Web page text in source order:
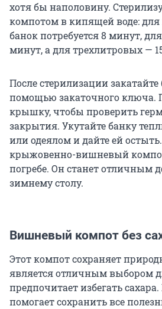
хотя бы наполовину.
компотом в кипящей воде:
банок потребуется 8 минут,
минут, а для трехлитровых —
После стерилизации
помощью закаточного ключа.
крышку, чтобы проверить
закрытия. Укутайте банку
или одеялом и дайте ей
крыжовенно-вишневый
погребе. Он станет отличным
зимнему столу.
Вишневый компот без
Этот компот сохраняет
является отличным выбором
предпочитает избегать
помогает сохранить все